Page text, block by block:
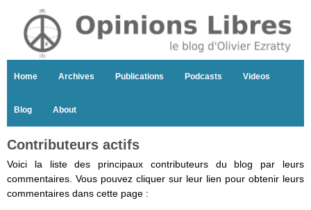
Home Archives Publications Podcasts Videos
Blog About
Contributeurs actifs
Voici la liste des principaux contributeurs du blog par leurs
commentaires. Vous pouvez cliquer sur leur lien pour obtenir leurs
commentaires dans cette page :